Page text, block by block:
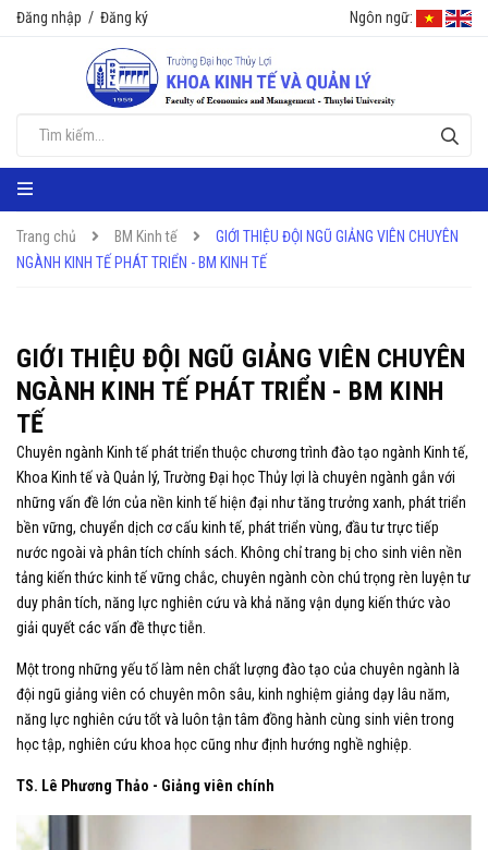
Đăng nhập / Đăng ký Ngôn ngữ:
Trang chủ BM Kinh tế
GIỚI THIỆU ĐỘI NGŨ GIẢNG VIÊN CHUYÊN
NGÀNH KINH TẾ PHÁT TRIỂN - BM KINH TẾ
GIỚI THIỆU ĐỘI NGŨ GIẢNG VIÊN CHUYÊN
NGÀNH KINH TẾ PHÁT TRIỂN - BM KINH
TẾ
Chuyên ngành Kinh tế phát triển thuộc chương trình đào tạo ngành Kinh tế,
Khoa Kinh tế và Quản lý, Trường Đại học Thủy lợi là chuyên ngành gắn với
những vấn đề lớn của nền kinh tế hiện đại như tăng trưởng xanh, phát triển
bền vững, chuyển dịch cơ cấu kinh tế, phát triển vùng, đầu tư trực tiếp
nước ngoài và phân tích chính sách. Không chỉ trang bị cho sinh viên nền
tảng kiến thức kinh tế vững chắc, chuyên ngành còn chú trọng rèn luyện tư
duy phân tích, năng lực nghiên cứu và khả năng vận dụng kiến thức vào
giải quyết các vấn đề thực tiễn.
Một trong những yếu tố làm nên chất lượng đào tạo của chuyên ngành là
đội ngũ giảng viên có chuyên môn sâu, kinh nghiệm giảng dạy lâu năm,
năng lực nghiên cứu tốt và luôn tận tâm đồng hành cùng sinh viên trong
học tập, nghiên cứu khoa học cũng như định hướng nghề nghiệp.
TS. Lê Phương Thảo - Giảng viên chính